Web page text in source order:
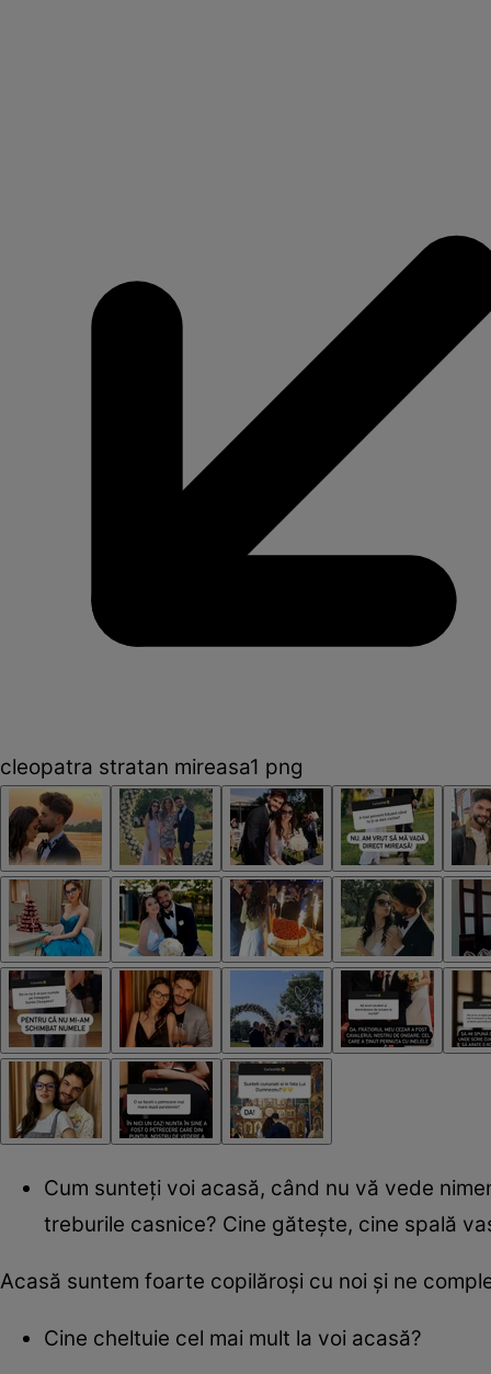
cleopatra stratan mireasa1 png
Cum sunteți voi acasă, când nu vă vede
treburile casnice? Cine gătește, cine spală
Acasă suntem foarte copilăroși cu noi și ne
Cine cheltuie cel mai mult la voi acasă?